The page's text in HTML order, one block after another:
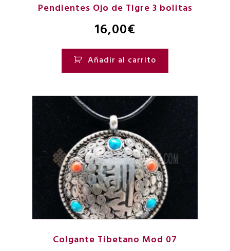
Pendientes Ojo de Tigre 3 bolitas
16,00€
Añadir al carrito
Colgante Tibetano Mod 07